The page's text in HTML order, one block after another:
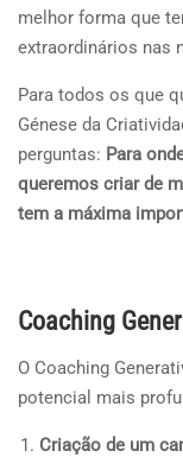
melhor forma que
extraordinários nas
Para todos os que
Génese da
perguntas: Para
queremos criar de
tem a máxima
Coaching
O Coaching
potencial mais
Criação de um